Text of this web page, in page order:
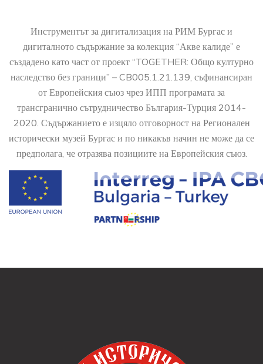
Инструментът за дигитализация на РИМ Бургас и
дигиталното съдържание за колекция “Акве калиде” е
създадено като част от проект “TOGETHER: Общо културно
наследство без граници” – CB005.1.21.139, съфинансиран
от Европейския съюз чрез ИПП програмата за
трансгранично сътрудничество България-Турция 2014-
2020. Съдържанието е изцяло отговорност на Регионален
исторически музей Бургас и по никакъв начин не може да се
предполага, че отразява позициите на Европейския съюз.